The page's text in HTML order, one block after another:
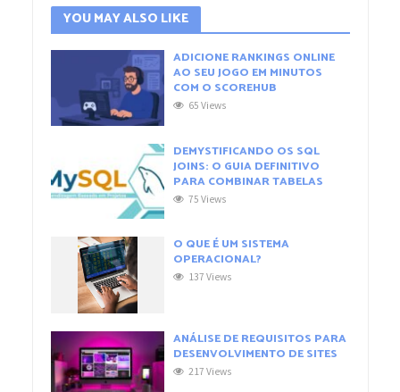
YOU MAY ALSO LIKE
ADICIONE RANKINGS ONLINE
AO SEU JOGO EM MINUTOS
COM O SCOREHUB
65 Views
DEMYSTIFICANDO OS SQL
JOINS: O GUIA DEFINITIVO
PARA COMBINAR TABELAS
75 Views
O QUE É UM SISTEMA
OPERACIONAL?
137 Views
ANÁLISE DE REQUISITOS PARA
DESENVOLVIMENTO DE SITES
217 Views